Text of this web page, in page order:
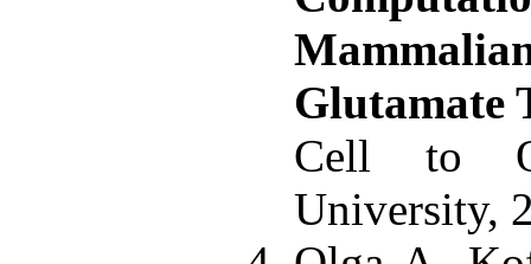
Glutamate
Cell to
University,